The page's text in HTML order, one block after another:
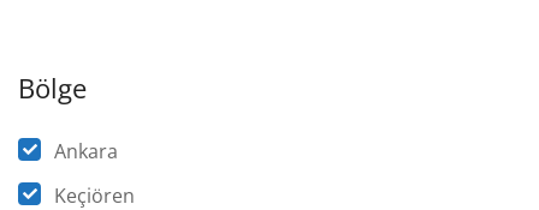
Bölge
Ankara
Keçiören